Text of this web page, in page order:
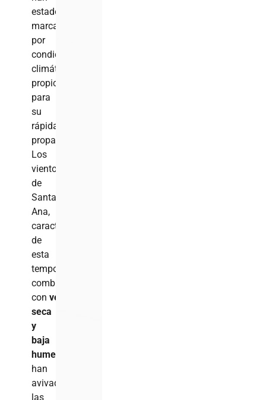
estado
marcados
por
condiciones
climáticas
propicias
para
su
rápida
propagación.
Los
vientos
de
Santa
Ana,
característicos
de
esta
temporada,
combinados
convegetación
seca
y
baja
humedad
han
avivado
las